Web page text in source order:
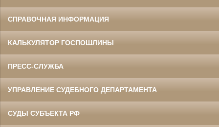
СПРАВОЧНАЯ ИНФОРМАЦИЯ
КАЛЬКУЛЯТОР ГОСПОШЛИНЫ
ПРЕСС-СЛУЖБА
УПРАВЛЕНИЕ СУДЕБНОГО ДЕПАРТАМЕНТА
СУДЫ СУБЪЕКТА РФ